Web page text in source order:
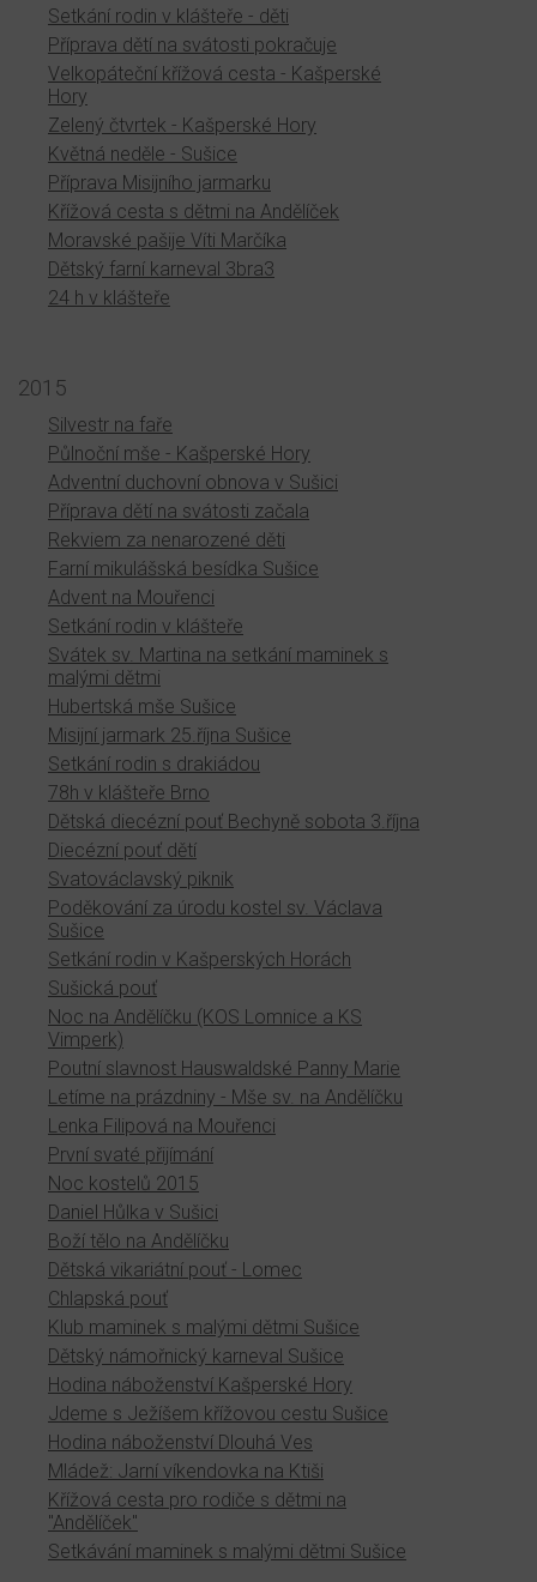
Setkání rodin v klášteře - děti
Příprava dětí na svátosti pokračuje
Velkopáteční křížová cesta - Kašperské
Hory
Zelený čtvrtek - Kašperské Hory
Květná neděle - Sušice
Příprava Misijního jarmarku
Křížová cesta s dětmi na Andělíček
Moravské pašije Víti Marčíka
Dětský farní karneval 3bra3
24 h v klášteře
2015
Silvestr na faře
Půlnoční mše - Kašperské Hory
Adventní duchovní obnova v Sušici
Příprava dětí na svátosti začala
Rekviem za nenarozené děti
Farní mikulášská besídka Sušice
Advent na Mouřenci
Setkání rodin v klášteře
Svátek sv. Martina na setkání maminek s
malými dětmi
Hubertská mše Sušice
Misijní jarmark 25.října Sušice
Setkání rodin s drakiádou
78h v klášteře Brno
Dětská diecézní pouť Bechyně sobota 3.října
Diecézní pouť dětí
Svatováclavský piknik
Poděkování za úrodu kostel sv. Václava
Sušice
Setkání rodin v Kašperských Horách
Sušická pouť
Noc na Andělíčku (KOS Lomnice a KS
Vimperk)
Poutní slavnost Hauswaldské Panny Marie
Letíme na prázdniny - Mše sv. na Andělíčku
Lenka Filipová na Mouřenci
První svaté přijímání
Noc kostelů 2015
Daniel Hůlka v Sušici
Boží tělo na Andělíčku
Dětská vikariátní pouť - Lomec
Chlapská pouť
Klub maminek s malými dětmi Sušice
Dětský námořnický karneval Sušice
Hodina náboženství Kašperské Hory
Jdeme s Ježíšem křížovou cestu Sušice
Hodina náboženství Dlouhá Ves
Mládež: Jarní víkendovka na Ktiši
Křížová cesta pro rodiče s dětmi na
"Andělíček"
Setkávání maminek s malými dětmi Sušice